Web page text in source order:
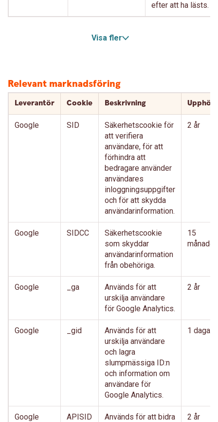
efter att ha lästs.
Visa fler
Relevant marknadsföring
Leverantör Cookie Beskrivning Upphör
Google SID
Säkerhetscookie för
att verifiera
användare, för att
förhindra att
bedragare använder
användares
inloggningsuppgifter
och för att skydda
användarinformation.
2 år
Google SIDCC
Säkerhetscookie
som skyddar
användarinformation
från obehöriga.
15
månader
Google _ga
Används för att
urskilja användare
för Google Analytics.
2 år
Google _gid
Används för att
urskilja användare
och lagra
slumpmässiga ID:n
och information om
användare för
Google Analytics.
1 dagar
Google APISID
Används för att bidra
2 år